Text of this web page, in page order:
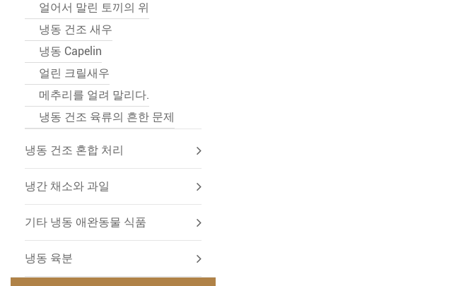
얼어서 말린 토끼의 위
냉동 건조 새우
냉동 Capelin
얼린 크릴새우
메추리를 얼려 말리다.
냉동 건조 육류의 흔한 문제
냉동 건조 혼합 처리
냉간 채소와 과일
기타 냉동 애완동물 식품
냉동 육분